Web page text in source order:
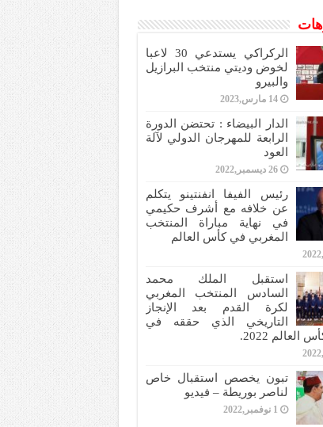
الركراكي يستدعي 30 لاعبا
لخوض وديتي منتخب البرازيل
والبيرو
14 مارس,2023
الدار البيضاء : تحتضن الدورة
الرابعة للمهرجان الدولي لآلة
العود
26 ديسمبر,2022
رئيس الفيفا انفنتينو يتكلم
عن خلافه مع أشرف حكيمي
في نهاية مباراة المنتخب
المغربي في كأس العالم
استقبل الملك محمد
السادس المنتخب المغربي
لكرة القدم بعد الإنجاز
التاريخي الذي حققه في
2022.
تبون يخصص استقبال خاص
لناصر بوريطة – فيديو
1 نوفمبر,2022